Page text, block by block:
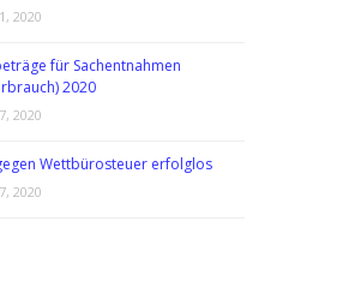
2020
für Sachentnahmen
2020
2020
Wettbürosteuer erfolglos
2020